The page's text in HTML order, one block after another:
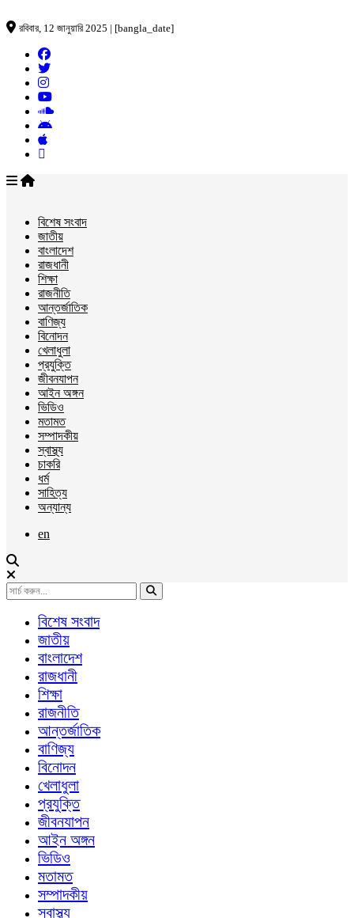
রবিবার, 12 জানুয়ারি 2025 | [bangla_date]
বিশেষ সংবাদ
জাতীয়
বাংলাদেশ
রাজধানী
শিক্ষা
রাজনীতি
আন্তর্জাতিক
বাণিজ্য
বিনোদন
খেলাধুলা
প্রযুক্তি
জীবনযাপন
আইন অঙ্গন
ভিডিও
মতামত
সম্পাদকীয়
স্বাস্থ্য
চাকরি
ধর্ম
সাহিত্য
অন্যান্য
en
বিশেষ সংবাদ
জাতীয়
বাংলাদেশ
রাজধানী
শিক্ষা
রাজনীতি
আন্তর্জাতিক
বাণিজ্য
বিনোদন
খেলাধুলা
প্রযুক্তি
জীবনযাপন
আইন অঙ্গন
ভিডিও
মতামত
সম্পাদকীয়
স্বাস্থ্য